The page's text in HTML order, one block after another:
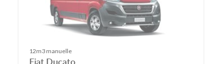
12m3 manuelle
Fiat Ducato